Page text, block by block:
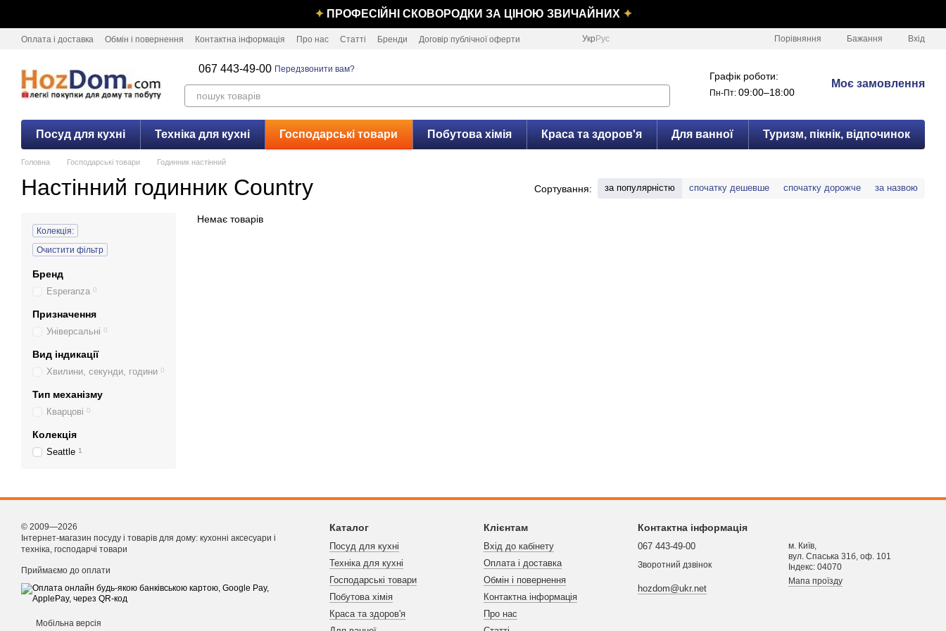
✦ПРОФЕСІЙНІ СКОВОРОДКИ ЗА ЦІНОЮ ЗВИЧАЙНИХ ✦
Оплата і доставка Обмін і повернення Контактна інформація Про нас Статті Бренди Договір публічної оферти Укр Рус Порівняння Бажання Вхід
067 443-49-00 Передзвонити вам?
Графік роботи:
Пн-Пт: 09:00–18:00
Моє замовлення
Посуд для кухні Техніка для кухні Господарські товари Побутова хімія Краса та здоров'я Для ванної Туризм, пікнік, відпочинок
Головна Господарські товари Годинник настінний
Настінний годинник Country Сортування: за популярністю спочатку дешевше спочатку дорожче за назвою
Немає товарів
Колекція:
Очистити фільтр
Бренд
Esperanza 0
Призначення
Універсальні 0
Вид індикації
Хвилини, секунди, години 0
Тип механізму
Кварцові 0
Колекція
Seattle 1
© 2009—2026
Інтернет-магазин посуду і товарів для дому: кухонні аксесуари і
техніка, господарчі товари
Приймаємо до оплати
Мобільна версія
Каталог
Посуд для кухні
Техніка для кухні
Господарські товари
Побутова хімія
Краса та здоров'я
Клієнтам
Вхід до кабінету
Оплата і доставка
Обмін і повернення
Контактна інформація
Про нас
Контактна інформація
067 443-49-00
Зворотний дзвінок
hozdom@ukr.net
м. Київ,
вул. Спаська 31б, оф. 101
Індекс: 04070
Мапа проїзду